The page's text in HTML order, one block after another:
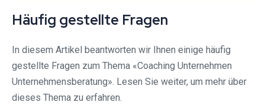
Häufig gestellte Fragen
In diesem Artikel beantworten wir Ihnen einige häufig
gestellte Fragen zum Thema «Coaching Unternehmen
Unternehmensberatung». Lesen Sie weiter, um mehr über
dieses Thema zu erfahren.